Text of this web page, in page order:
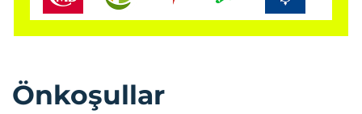
Önkoşullar